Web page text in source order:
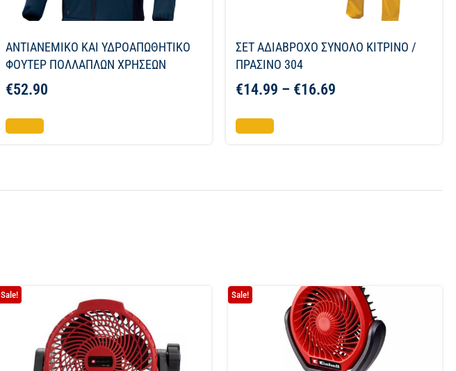
ΑΝΤΙΑΝΕΜΙΚΟ ΚΑΙ ΥΔΡΟΑΠΩΘΗΤΙΚΟ
ΦΟΥΤΕΡ ΠΟΛΛΑΠΛΩΝ ΧΡΗΣΕΩΝ
€52.90
ΣΕΤ ΑΔΙΑΒΡΟΧΟ ΣΥΝΟΛΟ ΚΙΤΡΙΝΟ /
ΠΡΑΣΙΝΟ 304
€14.99 – €16.69
Sale! Sale!